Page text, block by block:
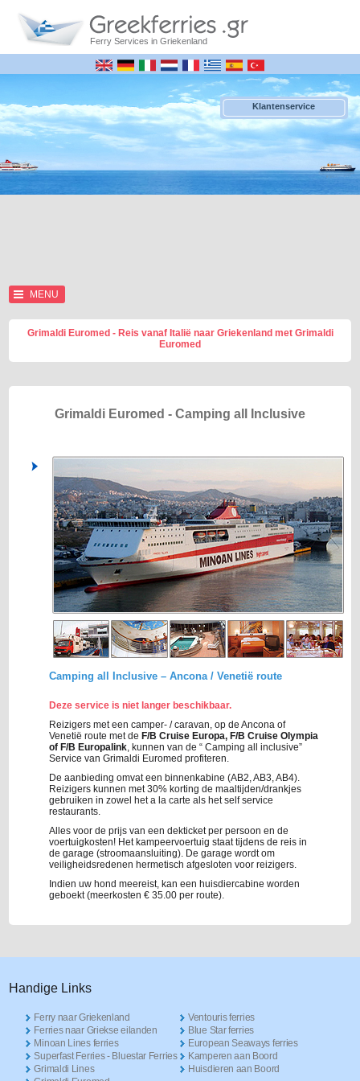
Ferry Services in Griekenland
Klantenservice
MENU
Grimaldi Euromed - Reis vanaf Italië naar Griekenland met Grimaldi
Euromed
Grimaldi Euromed - Camping all Inclusive
Camping all Inclusive – Ancona / Venetië route
Deze service is niet langer beschikbaar.
Reizigers met een camper- / caravan, op de Ancona of
Venetië route met de F/B Cruise Europa, F/B Cruise Olympia
of F/B Europalink, kunnen van de “ Camping all inclusive”
Service van Grimaldi Euromed profiteren.
De aanbieding omvat een binnenkabine (AB2, AB3, AB4).
Reizigers kunnen met 30% korting de maaltijden/drankjes
gebruiken in zowel het a la carte als het self service
restaurants.
Alles voor de prijs van een dekticket per persoon en de
voertuigkosten! Het kampeervoertuig staat tijdens de reis in
de garage (stroomaansluiting). De garage wordt om
veiligheidsredenen hermetisch afgesloten voor reizigers.
Indien uw hond meereist, kan een huisdiercabine worden
geboekt (meerkosten € 35.00 per route).
Handige Links
Ferry naar Griekenland
Ferries naar Griekse eilanden
Minoan Lines ferries
Superfast Ferries - Bluestar Ferries
Grimaldi Lines
Ventouris ferries
Blue Star ferries
European Seaways ferries
Kamperen aan Boord
Huisdieren aan Boord